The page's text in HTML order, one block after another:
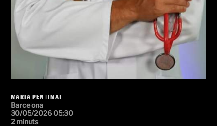
MARIA PENTINAT
Barcelona
30/05/2026 05:30
2 minuts